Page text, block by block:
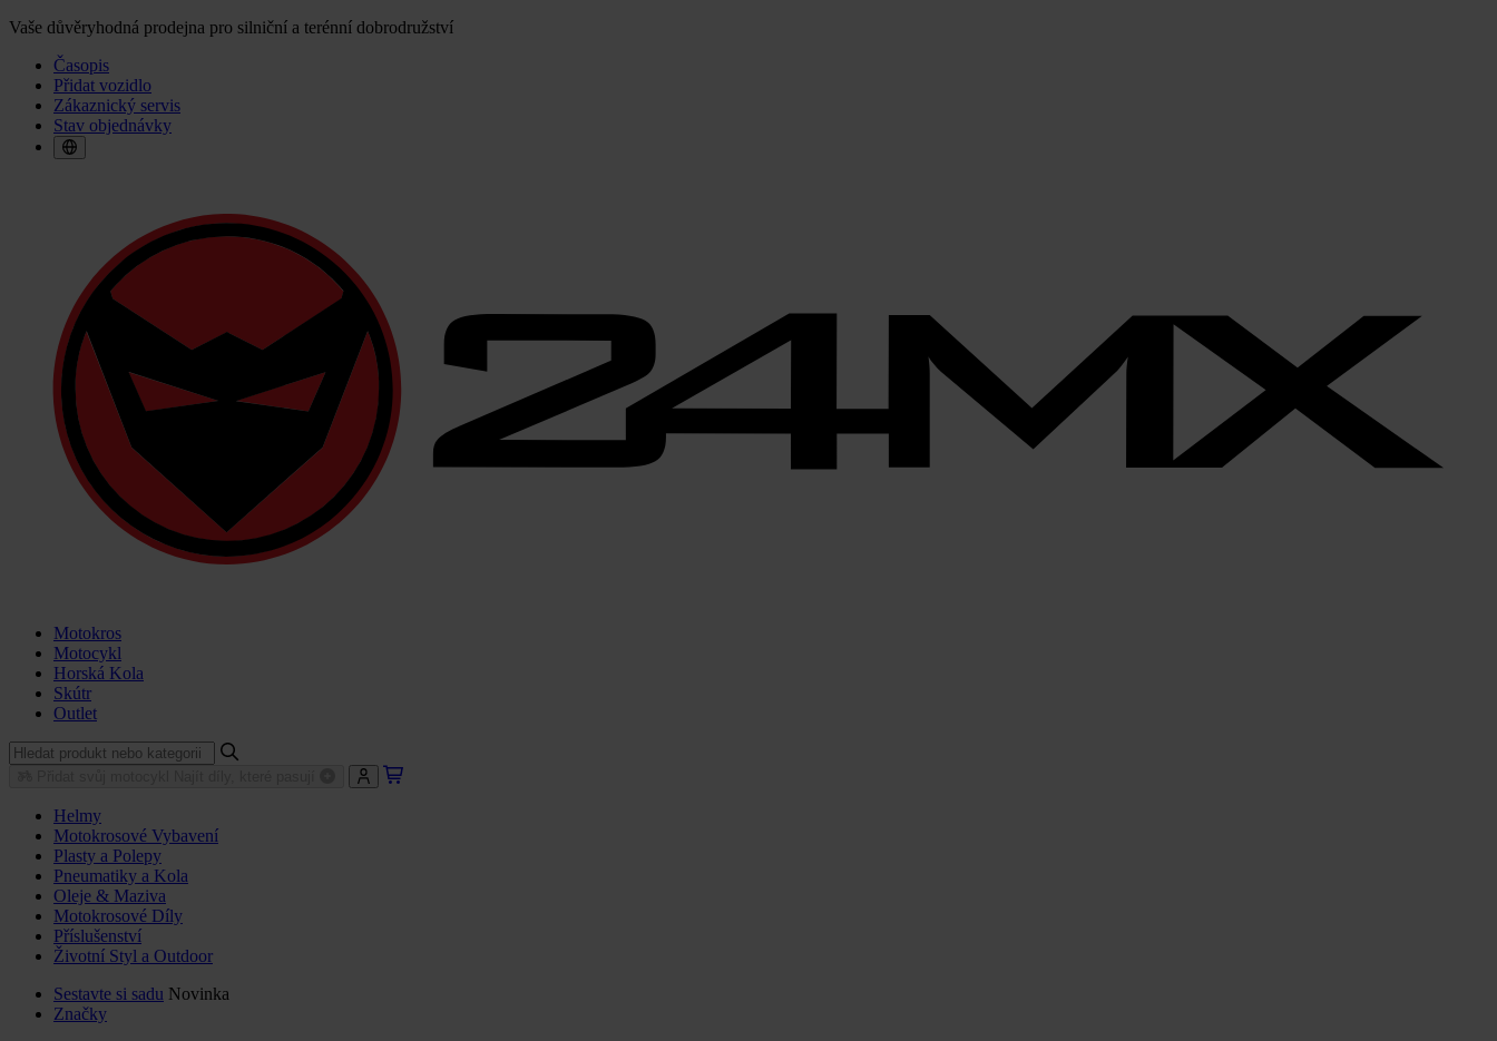
Vaše důvěryhodná prodejna pro silniční a terénní dobrodružství
Časopis
Přidat vozidlo
Zákaznický servis
Stav objednávky
Motokros
Motocykl
Horská Kola
Skútr
Outlet
Helmy
Motokrosové Vybavení
Plasty a Polepy
Pneumatiky a Kola
Oleje & Maziva
Motokrosové Díly
Příslušenství
Životní Styl a Outdoor
Sestavte si sadu Novinka
Značky